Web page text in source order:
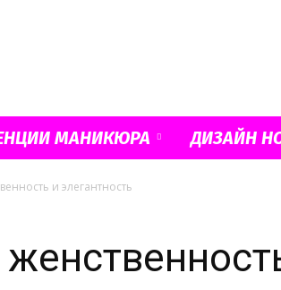
МАНИКЮРА ДИЗАЙН
и элегантность